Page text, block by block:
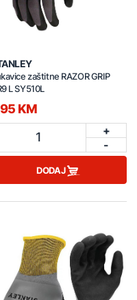
zaštitne RAZOR GRIP
L SY510L
KM
1
+
-
DODAJ